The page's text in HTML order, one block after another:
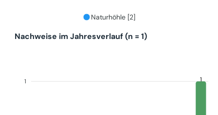
Naturhöhle [2]
Nachweise im Jahresverlauf (n = 1)
1 1